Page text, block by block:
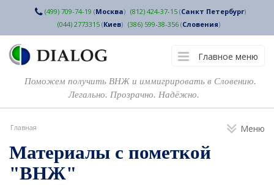
(499) 709-74-19 (Москва) (812) 424-37-15(Санкт Петербург)
(044) 2773315(Киев) (386) 599-38-356(Словения)
Главное меню
Поможем получить ВНЖ и иммигрировать в Словению.
Легально. Прозрачно. Надёжно.
Меню
Главная
Материалы с пометкой
"ВНЖ"